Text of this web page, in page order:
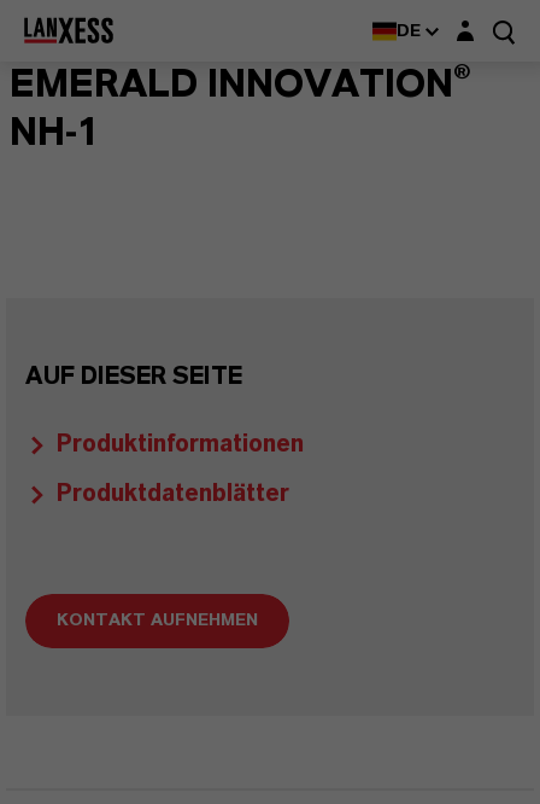
DE Login-Maske
EMERALD INNOVATION®
NH-1
AUF DIESER SEITE
Produktinformationen
Produktdatenblätter
KONTAKT AUFNEHMEN